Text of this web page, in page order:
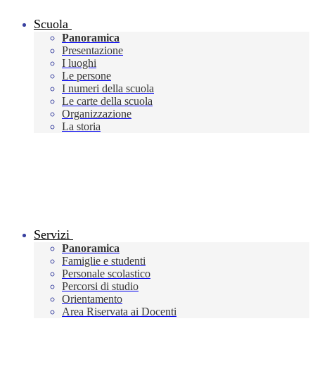
Scuola
Panoramica
Presentazione
I luoghi
Le persone
I numeri della scuola
Le carte della scuola
Organizzazione
La storia
Servizi
Panoramica
Famiglie e studenti
Personale scolastico
Percorsi di studio
Orientamento
Area Riservata ai Docenti